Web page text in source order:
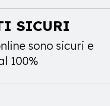
SICURI
sono sicuri e
100%